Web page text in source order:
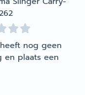
heeft nog geen
en plaats een